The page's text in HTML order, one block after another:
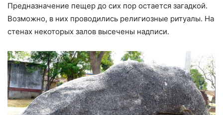
Предназначение пещер до сих пор остается загадкой.
Возможно, в них проводились религиозные ритуалы. На
стенах некоторых залов высечены надписи.